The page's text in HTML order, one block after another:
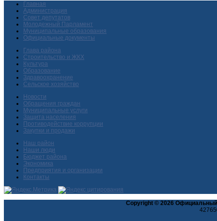
Главная
Администрация
Совет депутатов
Молодежный Парламент
Муниципальные образования
Официальные документы
Глава района
Строительство и ЖКХ
Культура
Образование
Здравоохранение
Сельское хозяйство
Новости
Обращения граждан
Муниципальные услуги
Защита населения
Противодействие коррупции
Закупки и продажи
Наш район
Наши люди
Бюджет района
Экономика
Предприятия и организации
Контакты
Copyright © 2026 Официальный